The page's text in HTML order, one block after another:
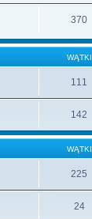
370
WĄTKI
111
142
WĄTKI
225
24